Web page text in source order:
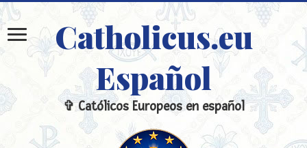
Catholicus.eu
Español
✞ Católicos Europeos en español